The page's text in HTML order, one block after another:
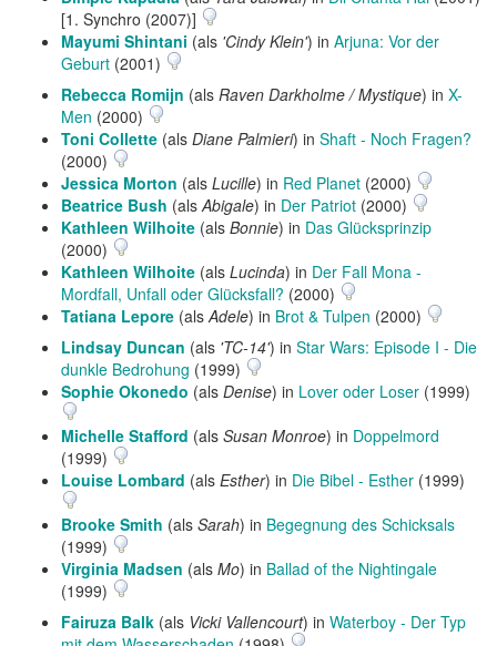
[1. Synchro (2007)]
Mayumi Shintani (als 'Cindy Klein') in Arjuna: Vor der
Geburt (2001)
Rebecca Romijn (als Raven Darkholme / Mystique) in X-
Men (2000)
Toni Collette (als Diane Palmieri) in Shaft - Noch Fragen?
(2000)
Jessica Morton (als Lucille) in Red Planet (2000)
Beatrice Bush (als Abigale) in Der Patriot (2000)
Kathleen Wilhoite (als Bonnie) in Das Glücksprinzip
(2000)
Kathleen Wilhoite (als Lucinda) in Der Fall Mona -
Mordfall, Unfall oder Glücksfall? (2000)
Tatiana Lepore (als Adele) in Brot & Tulpen (2000)
Lindsay Duncan (als 'TC-14') in Star Wars: Episode I - Die
dunkle Bedrohung (1999)
Sophie Okonedo (als Denise) in Lover oder Loser (1999)
Michelle Stafford (als Susan Monroe) in Doppelmord
(1999)
Louise Lombard (als Esther) in Die Bibel - Esther (1999)
Brooke Smith (als Sarah) in Begegnung des Schicksals
(1999)
Virginia Madsen (als Mo) in Ballad of the Nightingale
(1999)
Fairuza Balk (als Vicki Vallencourt) in Waterboy - Der Typ